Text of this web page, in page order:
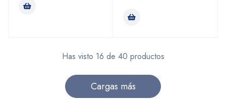
cargas más
Has visto 16 de 40 productos